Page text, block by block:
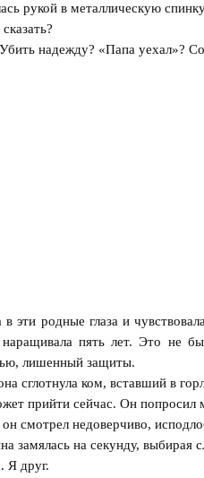
рукой в металлическую
надежду? «Папа уехал»?
эти родные глаза и
пять лет. Это не
лишенный защиты.
сглотнула ком, вставший в
прийти сейчас. Он попросил
смотрел недоверчиво,
на секунду, выбирая
Я друг.